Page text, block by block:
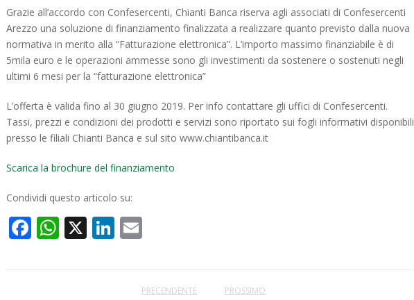
Grazie all’accordo con Confesercenti, Chianti Banca riserva agli associati di Confesercenti
Arezzo una soluzione di finanziamento finalizzata a realizzare quanto previsto dalla nuova
normativa in merito alla “Fatturazione elettronica”. L’importo massimo finanziabile è di
5mila euro e le operazioni ammesse sono gli investimenti da sostenere o sostenuti negli
ultimi 6 mesi per la “fatturazione elettronica”
L’offerta è valida fino al 30 giugno 2019. Per info contattare gli uffici di Confesercenti.
Tassi, prezzi e condizioni dei prodotti e servizi sono riportato sui fogli informativi disponibili
presso le filiali Chianti Banca e sul sito www.chiantibanca.it
Scarica la brochure del finanziamento
Condividi questo articolo su:
Facebook
WhatsApp
X LinkedIn
PRECENDENTE PROSSIMO